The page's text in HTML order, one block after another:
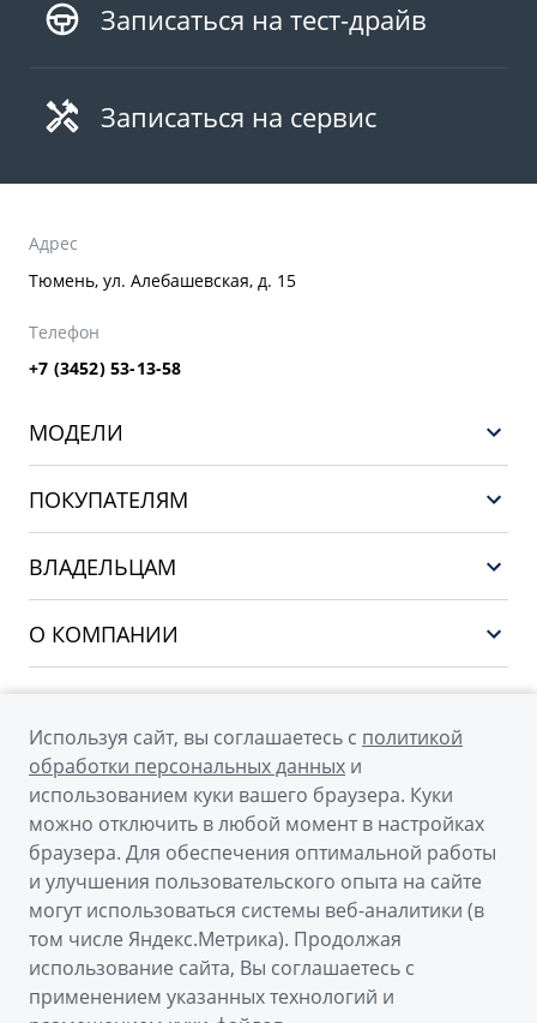
Записаться на тест-драйв
Записаться на сервис
Адрес
Тюмень, ул. Алебашевская, д. 15
Телефон
+7 (3452) 53-13-58
МОДЕЛИ
CITYRAY
ATLAS
OKAVANGO
MONJARO
Архивные модели
ПОКУПАТЕЛЯМ
ВЛАДЕЛЬЦАМ
О КОМПАНИИ
Новости
Наша команда
Правовая информация
Контакты
Мы в соцсетях
© 2026
Официальный сайт Geely в России
Политика обработки персональных данных
Используя сайт, вы соглашаетесь с политикой
обработки персональных данных и
использованием куки вашего браузера. Куки
можно отключить в любой момент в настройках
браузера. Для обеспечения оптимальной работы
и улучшения пользовательского опыта на сайте
могут использоваться системы веб-аналитики (в
том числе Яндекс.Метрика). Продолжая
использование сайта, Вы соглашаетесь с
применением указанных технологий и